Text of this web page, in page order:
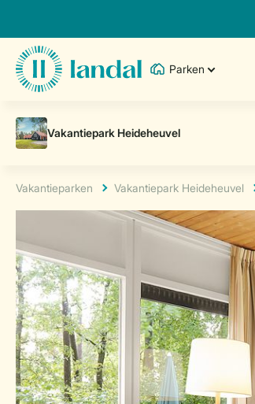
Parken
Vakantieparken Vakantiepark Heideheuvel